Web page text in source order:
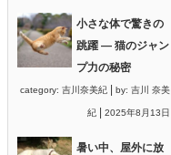
小さな体で驚きの
跳躍 ― 猫のジャン
プ力の秘密
category: 吉川奈美紀 by: 吉川 奈美
紀 2025年8月13日
暑い中、屋外に放